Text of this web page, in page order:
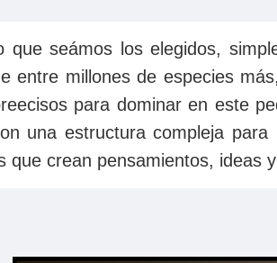
que seámos los elegidos,
entre millones de especies
para dominar en este
una estructura compleja
que crean pensamientos, ideas